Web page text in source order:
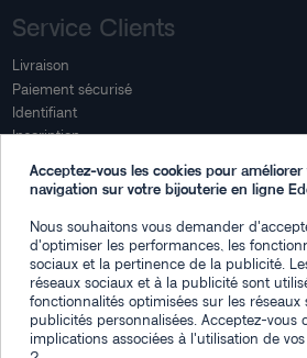
Service Clients
Livraison
Paiement sécurisé
Identifiant
Inscription
Mon espace
Suivi de commande
Connexion
Créez votre compte
Des questions
Acceptez-vous les cookies pour
navigation sur votre bijouterie en ligne
Nous souhaitons vous demander
d'optimiser les performances, les
sociaux et la pertinence de la publicité.
réseaux sociaux et à la publicité sont
fonctionnalités optimisées sur les réseaux
publicités personnalisées. Acceptez-vous
implications associées à l'utilisation de